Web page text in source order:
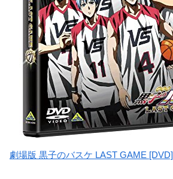
劇場版 黒子のバスケ LAST GAME [DVD]